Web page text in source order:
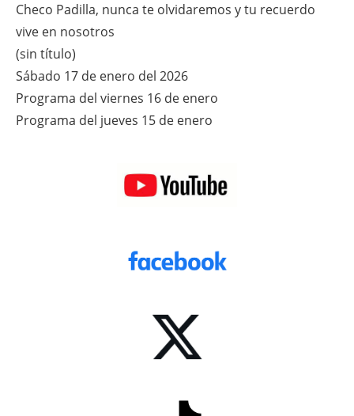
Checo Padilla, nunca te olvidaremos y tu recuerdo
vive en nosotros
(sin título)
Sábado 17 de enero del 2026
Programa del viernes 16 de enero
Programa del jueves 15 de enero